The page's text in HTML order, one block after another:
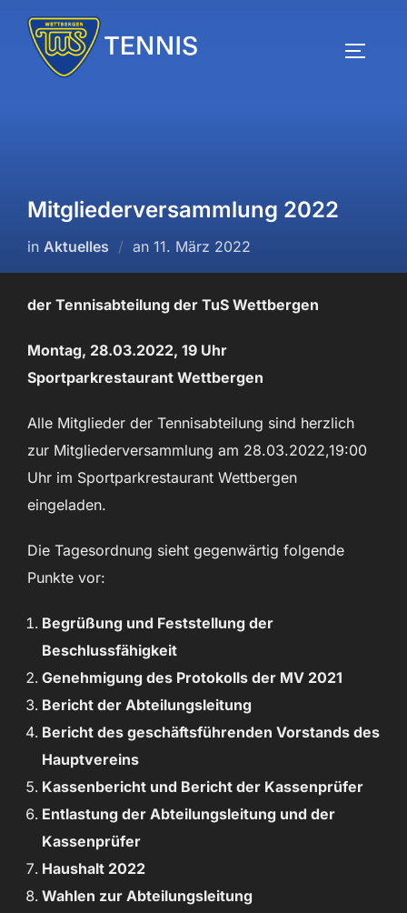
Inhalt
springen
Mitgliederversammlung 2022
in Aktuelles an Veröffentlicht
am
11. März 2022
der Tennisabteilung der TuS Wettbergen
Montag, 28.03.2022, 19 Uhr
Sportparkrestaurant Wettbergen
Alle Mitglieder der Tennisabteilung sind herzlich
zur Mitgliederversammlung am 28.03.2022,19:00
Uhr im Sportparkrestaurant Wettbergen
eingeladen.
Die Tagesordnung sieht gegenwärtig folgende
Punkte vor:
Begrüßung und Feststellung der
Beschlussfähigkeit
Genehmigung des Protokolls der MV 2021
Bericht der Abteilungsleitung
Bericht des geschäftsführenden Vorstands des
Hauptvereins
Kassenbericht und Bericht der Kassenprüfer
Entlastung der Abteilungsleitung und der
Kassenprüfer
Haushalt 2022
Wahlen zur Abteilungsleitung